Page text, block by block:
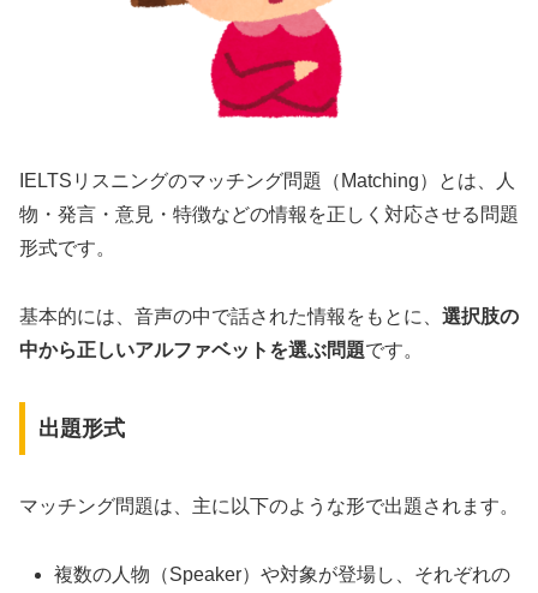
IELTSリスニングのマッチング問題（Matching）とは、人
物・発言・意見・特徴などの情報を正しく対応させる問題
形式です。
基本的には、音声の中で話された情報をもとに、 選択肢の
中から正しいアルファベットを選ぶ問題です。
出題形式
マッチング問題は、主に以下のような形で出題されます。
複数の人物（Speaker）や対象が登場し、それぞれの